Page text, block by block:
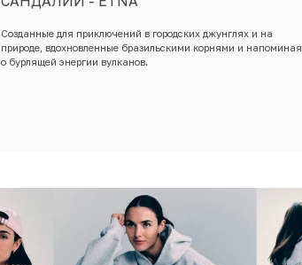
Созданные для приключений в городских джунглях и на
природе, вдохновленные бразильскими корнями и напоминая
о бурлящей энергии вулканов.